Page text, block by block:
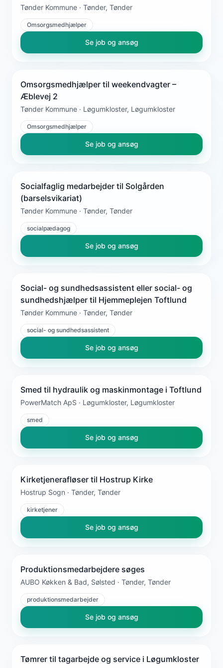
Tønder Kommune · Tønder, Tønder
Omsorgsmedhjælper
Se job og ansøg
Omsorgsmedhjælper til weekendvagter –
Æblevej 2
Tønder Kommune · Løgumkloster, Løgumkloster
Omsorgsmedhjælper
Se job og ansøg
Socialfaglig medarbejder til Solgården
(barselsvikariat)
Tønder Kommune · Tønder, Tønder
socialpædagog
Se job og ansøg
Social- og sundhedsassistent eller social- og
sundhedshjælper til Hjemmeplejen Toftlund
Tønder Kommune · Tønder, Tønder
social- og sundhedsassistent
Se job og ansøg
Smed til hydraulik og maskinmontage i Toftlund
PowerMatch ApS · Løgumkloster, Løgumkloster
smed
Se job og ansøg
Kirketjenerafløser til Hostrup Kirke
Hostrup Sogn · Tønder, Tønder
kirketjener
Se job og ansøg
Produktionsmedarbejdere søges
AUBO Køkken & Bad, Sølsted · Tønder, Tønder
produktionsmedarbejder
Se job og ansøg
Tømrer til tagarbejde og service i Løgumkloster